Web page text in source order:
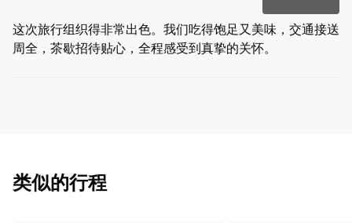
这次旅行组织得非常出色。我们吃得饱足又美味，交通接送
周全，茶歇招待贴心，全程感受到真挚的关怀。
类似的行程